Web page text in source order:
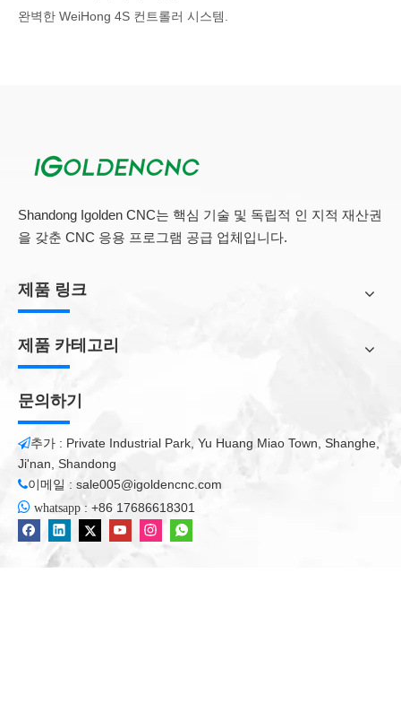
완벽한 WeiHong 4S 컨트롤러 시스템.
기계는 고유 한 랙 이중 구조를 채택하여 기계의 안정성과 인장 강
도를 향상시킵니다.
게 파손 할 수 없도록합니다.
목공에 더 편리합니다.
자동 윤활 시스템은 기계 부품의 안정성을 보장합니다.
중단 점 메모리는 전원을 끄고 커터를 빼고 계속 작동 할 수 있습니
다.
신청ATC CNC 라우터:
1. 가구 : 캐비닛, 문, 창문과 같은 모든 종류의 가구 .beds eto
2. 사무실 가구 : 테이블, 의자, 소파, 스탠드 등
3. 로그인 : LED 빛, 벤딩 문자, PVC 절단, 아크릴 절단, 서명 문자
Shandong Igolden CNC는 핵심 기술 및 독립적 인 지적 재산권
을 갖춘 CNC 응용 프로그램 공급 업체입니다.
제품 링크
제품 카테고리
문의하기
추가 : Private Industrial Park, Yu Huang Miao Town, Shanghe,
Ji'nan, Shandong
이메일 : sale005@igoldencnc.com
 whatsapp : +86 17686618301